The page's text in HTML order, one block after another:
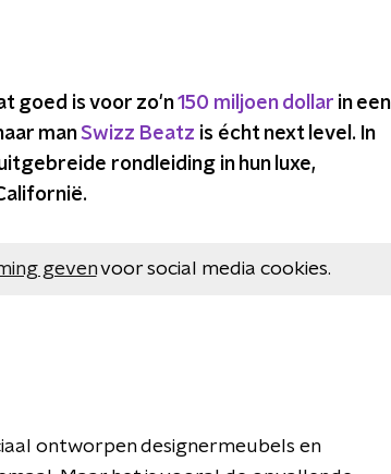
goed is voor zo'n150 miljoen dollar in een
manSwizz Beatz is écht next level. In
rondleiding in hun luxe,
gevenvoor social media cookies.
ontworpen designermeubels en